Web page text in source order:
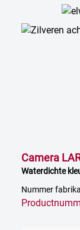
Camera
Waterdichte
Nummer